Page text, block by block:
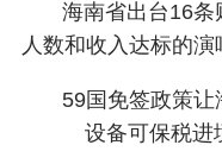
海南省出台16条
人数和收入达标的
59国免签政策让
设备可保税进